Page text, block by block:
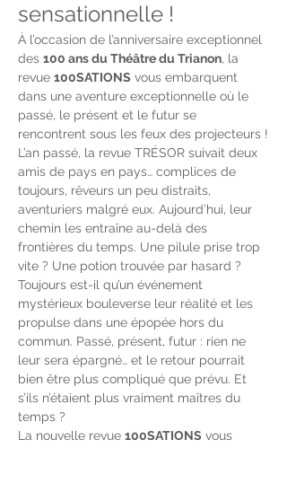
sensationnelle !
À l’occasion de l’anniversaire exceptionnel
des 100 ans du Théâtre du Trianon, la
revue 100SATIONS vous embarquent
dans une aventure exceptionnelle où le
passé, le présent et le futur se
rencontrent sous les feux des projecteurs !
L’an passé, la revue TRÉSOR suivait deux
amis de pays en pays… complices de
toujours, rêveurs un peu distraits,
aventuriers malgré eux. Aujourd’hui, leur
chemin les entraîne au-delà des
frontières du temps. Une pilule prise trop
vite ? Une potion trouvée par hasard ?
Toujours est-il qu’un événement
mystérieux bouleverse leur réalité et les
propulse dans une épopée hors du
commun. Passé, présent, futur : rien ne
leur sera épargné… et le retour pourrait
bien être plus compliqué que prévu. Et
s’ils n’étaient plus vraiment maîtres du
temps ?
La nouvelle revue 100SATIONS vous